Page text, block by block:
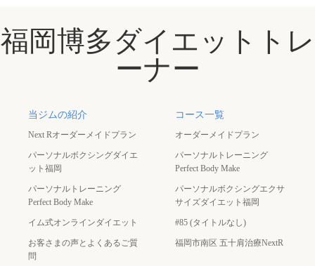
福岡博多ダイエットトレ
ーナー
当ジムの紹介
Next Rオーダーメイドプラン
パーソナルボクシングダイエ
ット福岡
パーソナルトレーニング
Perfect Body Make
イム式オンラインダイエット
お客さまの声とよくあるご質
問
コース一覧
オーダーメイドプラン
パーソナルトレーニング
Perfect Body Make
パーソナルボクシングエクサ
サイズダイエット福岡
#85 (タイトルなし)
福岡市南区 五十肩治療NextR